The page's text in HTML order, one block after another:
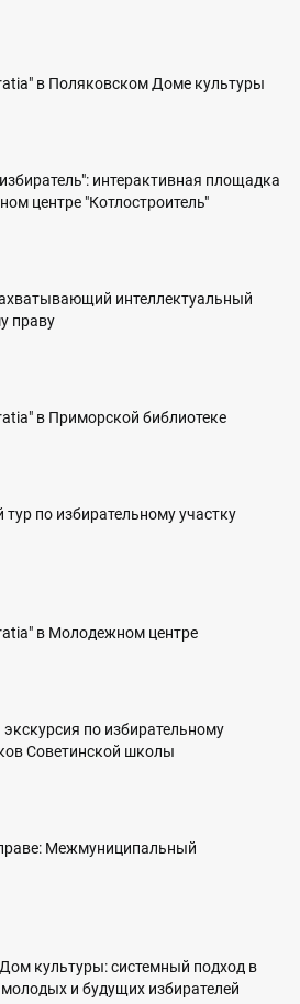
в Поляковском Доме культуры
интерактивная площадка
центре "Котлостроитель"
интеллектуальный
праву
в Приморской библиотеке
по избирательному участку
в Молодежном центре
по избирательному
Советинской школы
Межмуниципальный
культуры: системный подход в
и будущих избирателей